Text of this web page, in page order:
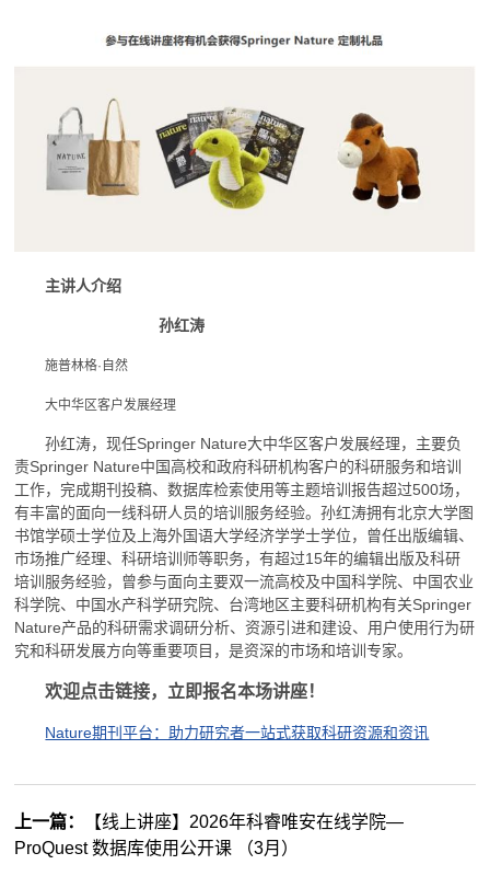
主讲人介绍
孙红涛
施普林格·自然
大中华区客户发展经理
孙红涛，现任Springer Nature大中华区客户发展经理，主要负
责Springer Nature中国高校和政府科研机构客户的科研服务和培训
工作，完成期刊投稿、数据库检索使用等主题培训报告超过500场，
有丰富的面向一线科研人员的培训服务经验。孙红涛拥有北京大学图
书馆学硕士学位及上海外国语大学经济学学士学位，曾任出版编辑、
市场推广经理、科研培训师等职务，有超过15年的编辑出版及科研
培训服务经验，曾参与面向主要双一流高校及中国科学院、中国农业
科学院、中国水产科学研究院、台湾地区主要科研机构有关Springer
Nature产品的科研需求调研分析、资源引进和建设、用户使用行为研
究和科研发展方向等重要项目，是资深的市场和培训专家。
欢迎点击链接，立即报名本场讲座！
Nature期刊平台：助力研究者一站式获取科研资源和资讯
上一篇：
【线上讲座】2026年科睿唯安在线学院—
ProQuest 数据库使用公开课 （3月）